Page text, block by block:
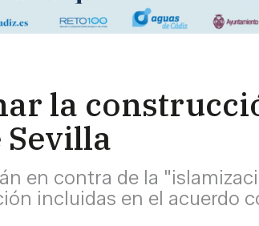
la
Sevilla
en contra de la
incluidas en el acuerdo